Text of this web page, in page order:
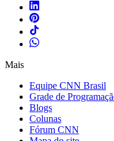
Mais
Equipe CNN Brasil
Grade de
Blogs
Colunas
Fórum CNN